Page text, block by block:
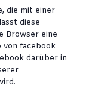
die mit einer
diese
Browser eine
von facebook
darüber in